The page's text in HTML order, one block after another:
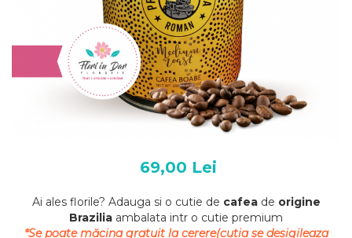
69,00 Lei
Ai ales florile? Adauga si o cutie de cafeade origine
Brazilia ambalata intr o cutie premium
*Se poate măcina gratuit la cerere(cutia se desigileaza